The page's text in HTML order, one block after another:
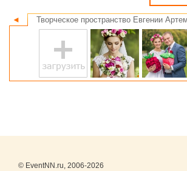
◄ Творческое пространство Евгении
© EventNN.ru, 2006-2026